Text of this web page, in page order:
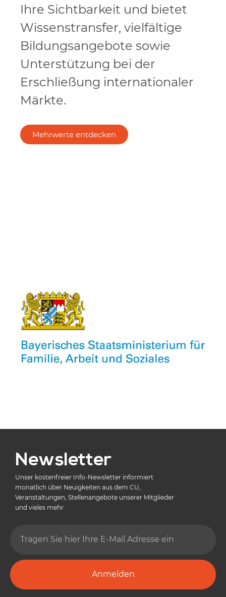
Ihre Sichtbarkeit und bietet
Wissenstransfer, vielfältige
Bildungsangebote sowie
Unterstützung bei der
Erschließung internationaler
Märkte.
Mehrwerte entdecken
Newsletter
Unser kostenfreier Info-Newsletter informiert
monatlich über Neuigkeiten aus dem CU,
Veranstaltungen, Stellenangebote unserer Mitglieder
und vieles mehr.
Anmelden